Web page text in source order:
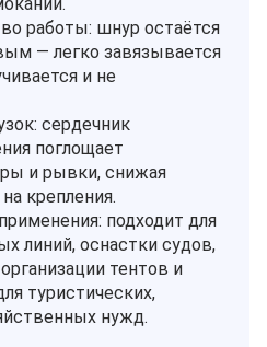
работы: шнур остаётся
— легко завязывается
и не
сердечник
поглощает
и рывки, снижая
крепления.
подходит для
линий, оснастки судов,
тентов и
туристических,
нужд.